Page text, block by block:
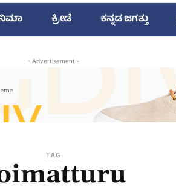
ಕ್ರೀಡೆ ಕನ್ನಡ ಜಗತ್ತು
- Advertisement -
TAG